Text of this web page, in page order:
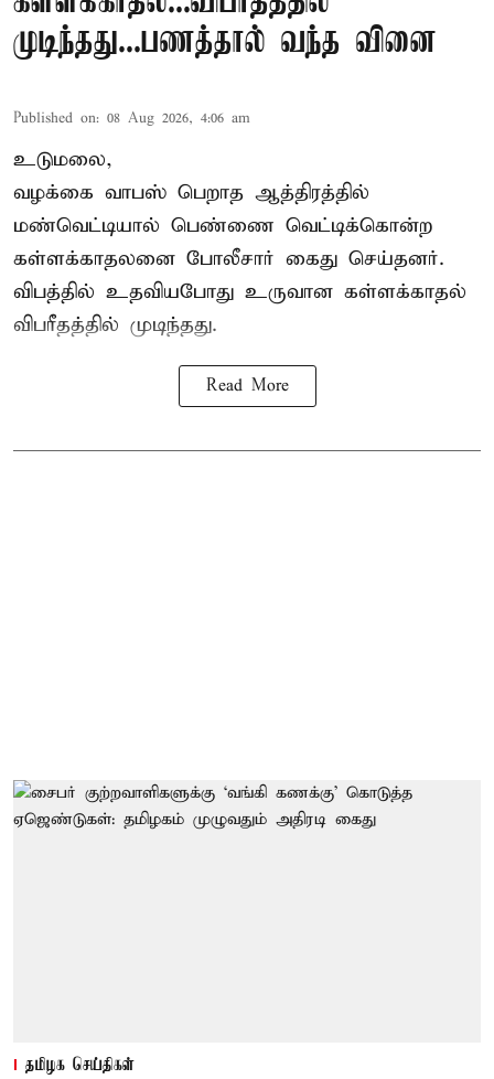
முடிந்தது...பணத்தால் வந்த வினை
Published on: 08 Aug 2026, 4:06 am
உடுமலை,
வழக்கை வாபஸ் பெறாத ஆத்திரத்தில்
மண்வெட்டியால் பெண்ணை வெட்டிக்கொன்ற
கள்ளக்காதலனை போலீசார் கைது செய்தனர்.
விபத்தில் உதவியபோது உருவான கள்ளக்காதல்
விபரீதத்தில் முடிந்தது.
Read More
தமிழக செய்திகள்